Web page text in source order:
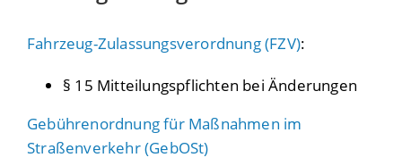
Fahrzeug-Zulassungsverordnung (FZV):
§ 15 Mitteilungspflichten bei Änderungen
Gebührenordnung für Maßnahmen im
Straßenverkehr (GebOSt)